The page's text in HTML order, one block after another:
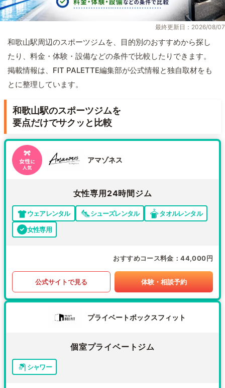
最終更新日：2026/08/07
和歌山駅周辺のスポーツジムを、目的別のおすすめから探し
たり、料金・体験・設備などの条件で比較したりできます。
掲載情報は、FIT PALETTE編集部が公式情報と独自取材をも
とに整理しています。
和歌山駅のスポーツジムを
要点だけでサクッと比較
アマゾネス
女性専用24時間ジム
ウェアレンタル シューズレンタル
タオルレンタル
女性専用
おすすめコース料金 44,000円
公式サイトで見る 体験・相談予約
プライベートボックスフィット
個室プライベートジム
シャワー